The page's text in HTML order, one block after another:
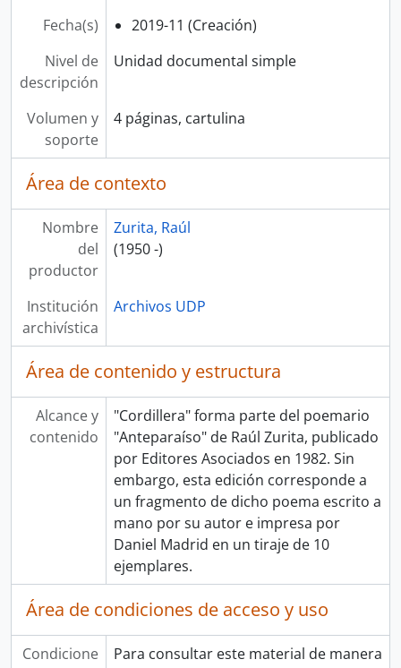
Fecha(s)
2019-11 (Creación)
Nivel de
descripción
Unidad documental simple
Volumen y
soporte
4 páginas, cartulina
Área de contexto
Nombre
del
productor
Zurita, Raúl
(1950 -)
Institución
archivística
Archivos UDP
Área de contenido y estructura
Alcance y
contenido
"Cordillera" forma parte del poemario
"Anteparaíso" de Raúl Zurita, publicado
por Editores Asociados en 1982. Sin
embargo, esta edición corresponde a
un fragmento de dicho poema escrito a
mano por su autor e impresa por
Daniel Madrid en un tiraje de 10
ejemplares.
Área de condiciones de acceso y uso
Condicione
Para consultar este material de manera